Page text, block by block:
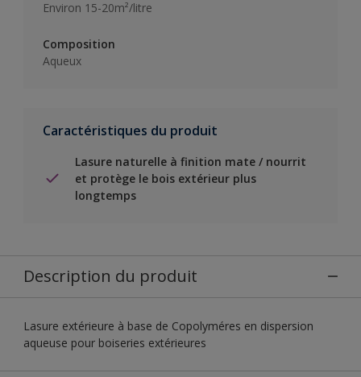
Environ 15-20m²/litre
Composition
Aqueux
Caractéristiques du produit
Lasure naturelle à finition mate / nourrit
et protège le bois extérieur plus
longtemps
Description du produit
Lasure extérieure à base de Copolyméres en dispersion
aqueuse pour boiseries extérieures